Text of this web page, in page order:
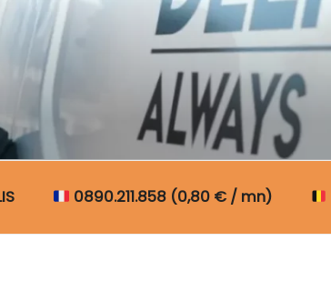
COLIS BELGIQUE
0890.211.858 (0,80 € / mn)